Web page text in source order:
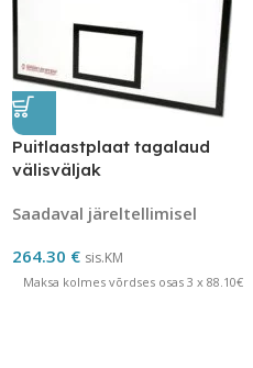
Puitlaastplaat tagalaud
välisväljak
Saadaval järeltellimisel
264.30 € sis.KM
Maksa kolmes võrdses osas 3 x 88.10€